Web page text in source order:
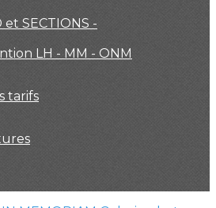
et SECTIONS -
LH - MM - ONM
tarifs